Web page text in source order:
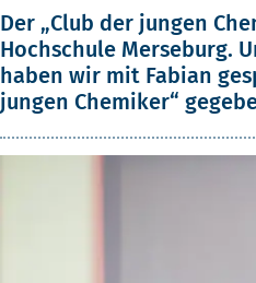
Der „Club der jungen
Hochschule Merseburg.
haben wir mit Fabian
jungen Chemiker“